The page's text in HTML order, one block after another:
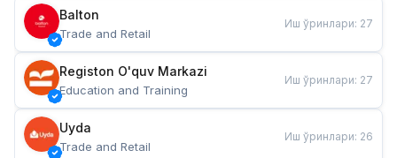
Balton
Trade and Retail
Иш ўринлари: 27
Registon O'quv Markazi
Education and Training
Иш ўринлари: 27
Uyda
Trade and Retail
Иш ўринлари: 26